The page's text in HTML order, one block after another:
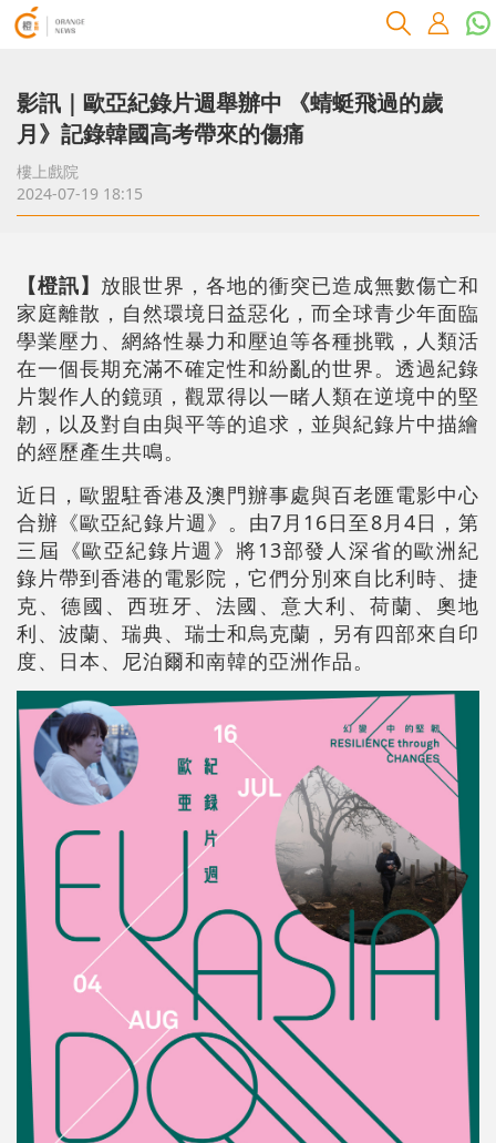
影訊｜歐亞紀錄片週舉辦中 《蜻蜓飛過的歲
月》記錄韓國高考帶來的傷痛
樓上戲院
2024-07-19 18:15
【橙訊】 放眼世界，各地的衝突已造成無數傷亡和
家庭離散，自然環境日益惡化，而全球青少年面臨
學業壓力、網絡性暴力和壓迫等各種挑戰，人類活
在一個長期充滿不確定性和紛亂的世界。透過紀錄
片製作人的鏡頭，觀眾得以一睹人類在逆境中的堅
韌，以及對自由與平等的追求，並與紀錄片中描繪
的經歷產生共鳴。
近日，歐盟駐香港及澳門辦事處與百老匯電影中心
合辦《歐亞紀錄片週》。由7月16日至8月4日，第
三屆《歐亞紀錄片週》將13部發人深省的歐洲紀
錄片帶到香港的電影院，它們分別來自比利時、捷
克、德國、西班牙、法國、意大利、荷蘭、奧地
利、波蘭、瑞典、瑞士和烏克蘭，另有四部來自印
度、日本、尼泊爾和南韓的亞洲作品。